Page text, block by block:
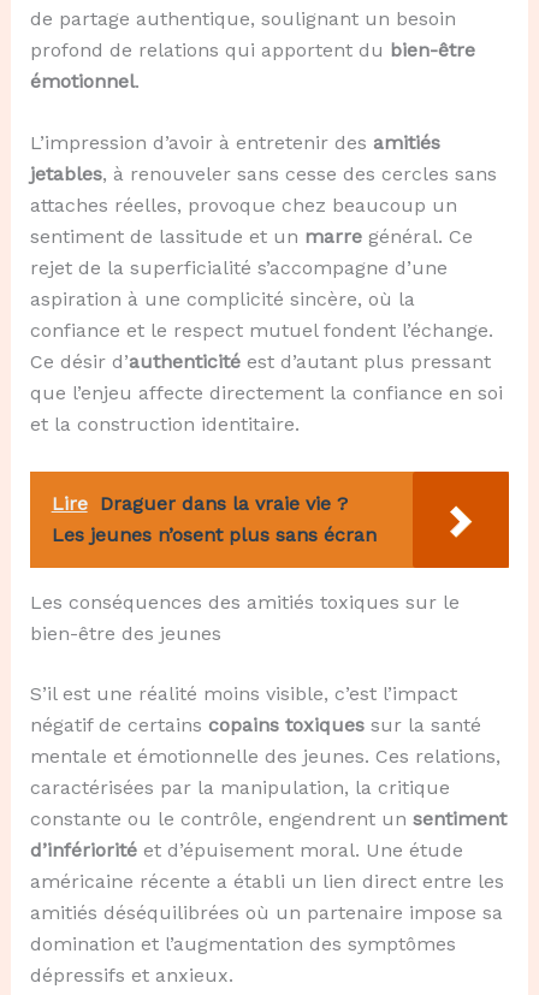
de partage authentique, soulignant un besoin
profond de relations qui apportent du bien-être
émotionnel.
L’impression d’avoir à entretenir des amitiés
jetables, à renouveler sans cesse des cercles sans
attaches réelles, provoque chez beaucoup un
sentiment de lassitude et un marregénéral. Ce
rejet de la superficialité s’accompagne d’une
aspiration à une complicité sincère, où la
confiance et le respect mutuel fondent l’échange.
Ce désir d’authenticitéest d’autant plus pressant
que l’enjeu affecte directement la confiance en soi
et la construction identitaire.
Lire Draguer dans la vraie vie ?
Les jeunes n’osent plus sans écran
Les conséquences des amitiés toxiques sur le
bien-être des jeunes
S’il est une réalité moins visible, c’est l’impact
négatif de certains copains toxiquessur la santé
mentale et émotionnelle des jeunes. Ces relations,
caractérisées par la manipulation, la critique
constante ou le contrôle, engendrent un sentiment
d’inférioritéet d’épuisement moral. Une étude
américaine récente a établi un lien direct entre les
amitiés déséquilibrées où un partenaire impose sa
domination et l’augmentation des symptômes
dépressifs et anxieux.